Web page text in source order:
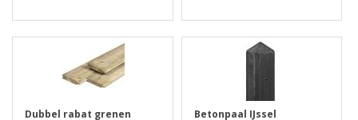
Dubbel rabat grenen Betonpaal IJssel